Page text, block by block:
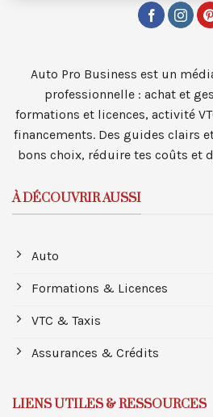
Auto Pro Business est un
professionnelle : achat et
formations et licences, activité
financements. Des guides clairs
bons choix, réduire tes coûts et
À DÉCOUVRIR AUSSI
Auto
Formations & Licences
VTC & Taxis
Assurances & Crédits
LIENS UTILES & RESSOURCES